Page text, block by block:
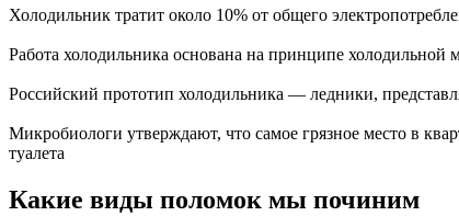
Холодильник тратит около 10% от общего
Работа холодильника основана на принципе
Российский прототип холодильника — ледники,
Микробиологи утверждают, что самое грязное место в
туалета
Какие виды поломок мы починим